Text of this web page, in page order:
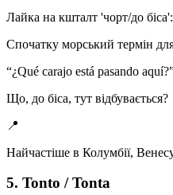
Лайка на кшталт 'чорт/до
Спочатку морський термін
“¿Qué carajo está pasando aquí?
Що, до біса, тут відбувається?
📍
Найчастіше в Колумбії,
5. Tonto / Tonta